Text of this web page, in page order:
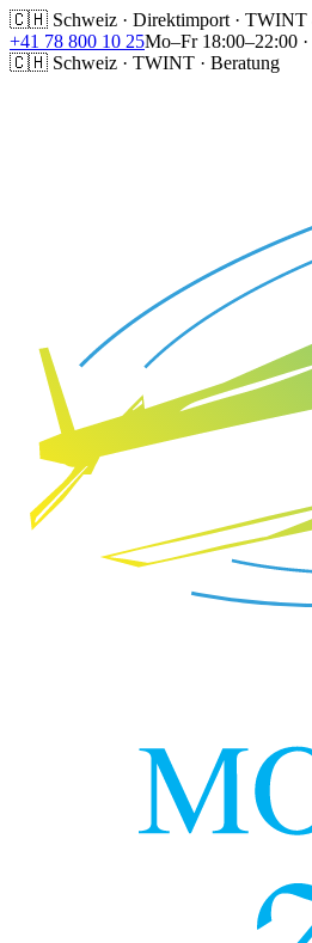
🇨🇭 Schweiz · Direktimport · TWINT
+41 78 800 10 25Mo–Fr 18:00–22:00
🇨🇭 Schweiz · TWINT · Beratung